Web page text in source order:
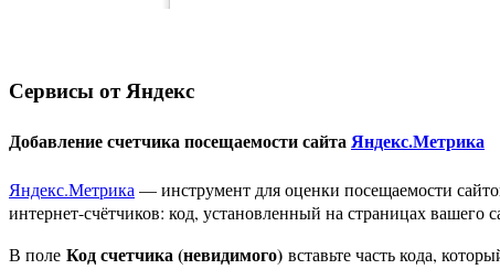
Сервисы от Яндекс
Добавление счетчика посещаемости сайтаЯндекс.Метрика
Яндекс.Метрика — инструмент для оценки посещаемости
интернет-счётчиков: код, установленный на страницах
В поле Код счетчика (невидимого) вставьте часть кода,